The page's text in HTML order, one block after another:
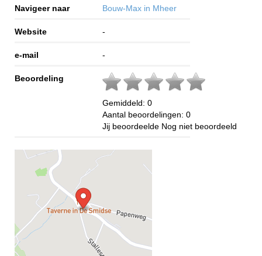
Navigeer naar Bouw-Max in Mheer
Website -
e-mail -
Beoordeling
Gemiddeld: 0
Aantal beoordelingen: 0
Jij beoordeelde Nog niet beoordeeld